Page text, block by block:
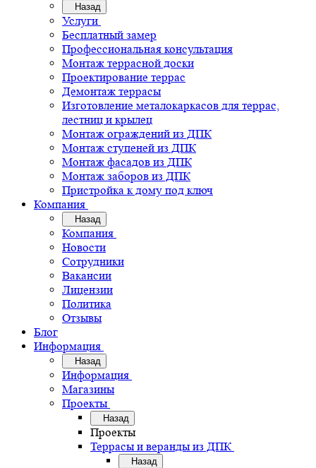
Назад
Услуги
Бесплатный замер
Профессиональная консультация
Монтаж террасной доски
Проектирование террас
Демонтаж террасы
Изготовление металокаркасов для террас,
лестниц и крылец
Монтаж ограждений из ДПК
Монтаж ступеней из ДПК
Монтаж фасадов из ДПК
Монтаж заборов из ДПК
Пристройка к дому под ключ
Компания
Назад
Компания
Новости
Сотрудники
Вакансии
Лицензии
Политика
Отзывы
Блог
Информация
Назад
Информация
Магазины
Проекты
Назад
Проекты
Террасы и веранды из ДПК
Назад